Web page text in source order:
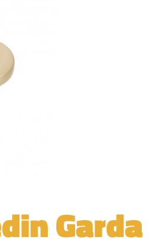
Garda